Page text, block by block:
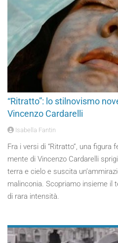
“Ritratto”: lo stilnovismo
Vincenzo Cardarelli
Isabella Fantin
Fra i versi di “Ritratto”, una figura
mente di Vincenzo Cardarelli
terra e cielo e suscita
malinconia. Scopriamo insieme il
di rara intensità.